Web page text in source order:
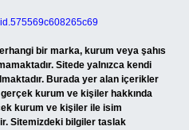
bir marka, kurum veya şahıs
Sitede yalnızca kendi
Burada yer alan içerikler
kurum ve kişiler hakkında
kurum ve kişiler ile isim
Sitemizdeki bilgiler taslak